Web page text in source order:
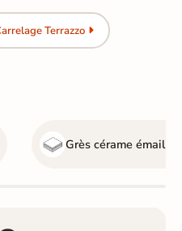
Terrazzo
Grès cérame émaillé